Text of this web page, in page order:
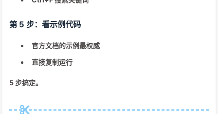
第 5 步：看示例代码
官方文档的示例最权威
直接复制运行
5 步搞定。